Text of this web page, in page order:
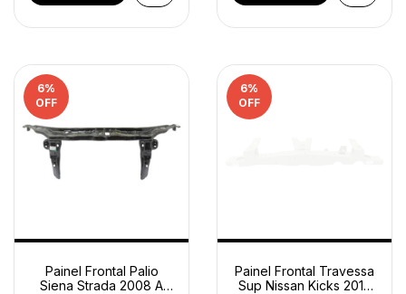
6%
OFF
Painel Frontal Palio
Siena Strada 2008 A
6%
OFF
Painel Frontal Travessa
Sup Nissan Kicks 2017